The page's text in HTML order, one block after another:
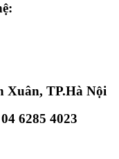
Xuân, TP.Hà Nội
6285 4023